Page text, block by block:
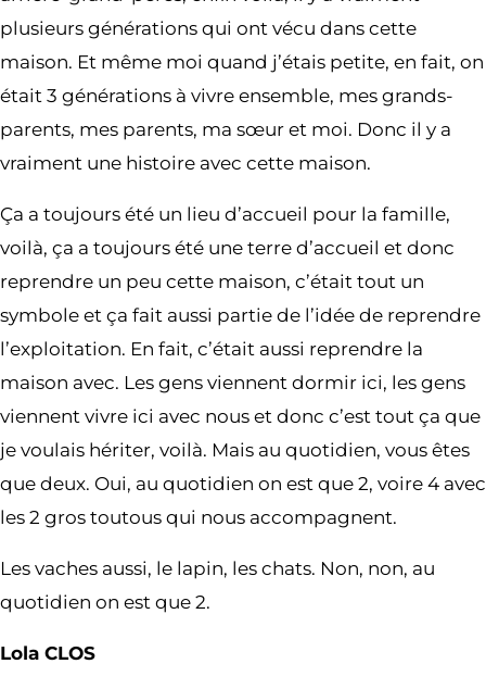
plusieurs générations qui ont vécu dans cette
maison. Et même moi quand j’étais petite, en fait, on
était 3 générations à vivre ensemble, mes grands-
parents, mes parents, ma sœur et moi. Donc il y a
vraiment une histoire avec cette maison.
Ça a toujours été un lieu d’accueil pour la famille,
voilà, ça a toujours été une terre d’accueil et donc
reprendre un peu cette maison, c’était tout un
symbole et ça fait aussi partie de l’idée de reprendre
l’exploitation. En fait, c’était aussi reprendre la
maison avec. Les gens viennent dormir ici, les gens
viennent vivre ici avec nous et donc c’est tout ça que
je voulais hériter, voilà. Mais au quotidien, vous êtes
que deux. Oui, au quotidien on est que 2, voire 4 avec
les 2 gros toutous qui nous accompagnent.
Les vaches aussi, le lapin, les chats. Non, non, au
quotidien on est que 2.
Lola CLOS